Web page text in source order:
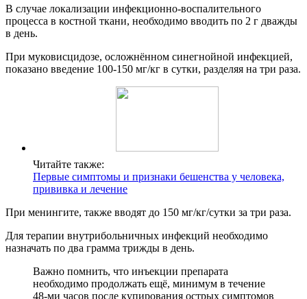
В случае локализации инфекционно-воспалительного
процесса в костной ткани, необходимо вводить по 2 г дважды
в день.
При муковисцидозе, осложнённом синегнойной инфекцией,
показано введение 100-150 мг/кг в сутки, разделяя на три раза.
Читайте также:
Первые симптомы и признаки бешенства у человека,
прививка и лечение
При менингите, также вводят до 150 мг/кг/сутки за три раза.
Для терапии внутрибольничных инфекций необходимо
назначать по два грамма трижды в день.
Важно помнить, что инъекции препарата
необходимо продолжать ещё, минимум в течение
48-ми часов после купирования острых симптомов